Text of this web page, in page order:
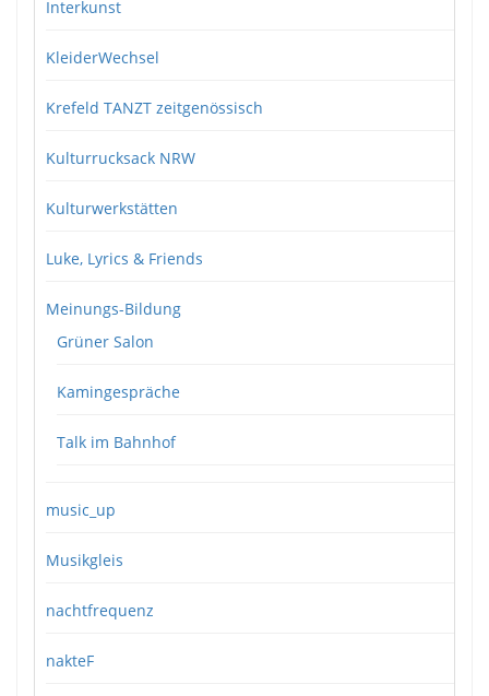
Interkunst
KleiderWechsel
Krefeld TANZT zeitgenössisch
Kulturrucksack NRW
Kulturwerkstätten
Luke, Lyrics & Friends
Meinungs-Bildung
Grüner Salon
Kamingespräche
Talk im Bahnhof
music_up
Musikgleis
nachtfrequenz
nakteF